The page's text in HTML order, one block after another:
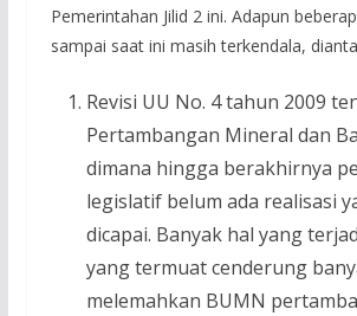
Pemerintahan Jilid 2 ini. Adapun
sampai saat ini masih terkendala,
Revisi UU No. 4 tahun 2009
Pertambangan Mineral dan
dimana hingga berakhirnya
legislatif belum ada realisasi
dicapai. Banyak hal yang
yang termuat cenderung
melemahkan BUMN